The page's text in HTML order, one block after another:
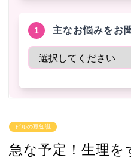
1 主なお悩みをお
ピルの豆知識
急な予定！生理